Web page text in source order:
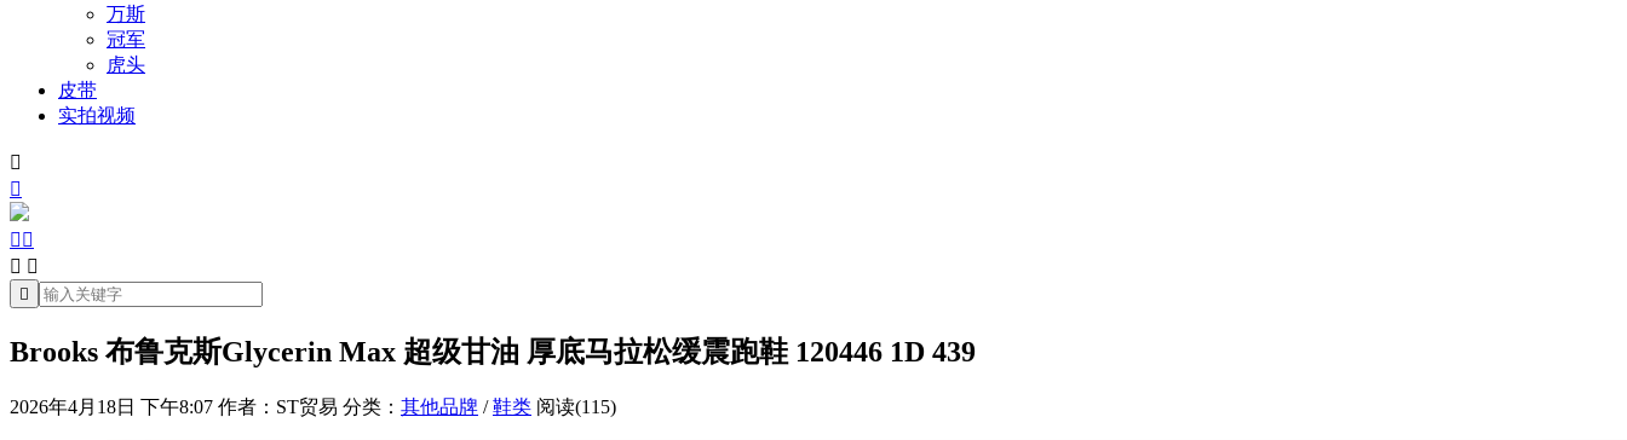
万斯
冠军
虎头
皮带
实拍视频


 
 

Brooks 布鲁克斯Glycerin Max 超级甘油 厚底马拉松缓震跑鞋 120446 1D 439
2026年4月18日 下午8:07 作者：ST贸易 分类： 其他品牌 /鞋类 阅读(115)